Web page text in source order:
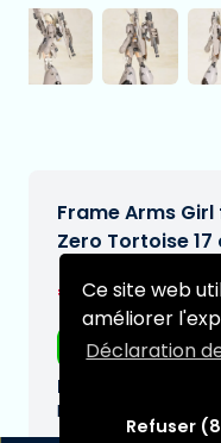
Ce site web
améliorer
Déclaration
Refuser
Frame Arms
Zero Tortoise 17
€109,99[Sous
Livraison
Date de
N/A